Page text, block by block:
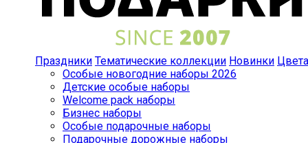
Праздники Тематические коллекции Новинки Цвета
Особые новогодние наборы 2026
Детские особые наборы
Welcome pack наборы
Бизнес наборы
Особые подарочные наборы
Подарочные дорожные наборы